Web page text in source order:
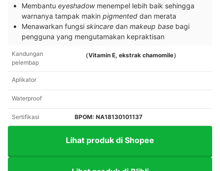
Membantu eyeshadowmenempel lebih baik sehingga
warnanya tampak makin pigmented dan merata
Menawarkan fungsi skincare dan makeup base bagi
pengguna yang mengutamakan kepraktisan
Kandungan
pelembap
（Vitamin E, ekstrak chamomile）
Aplikator
Waterproof
Sertifikasi BPOM: NA18130101137
Lihat produk di Shopee